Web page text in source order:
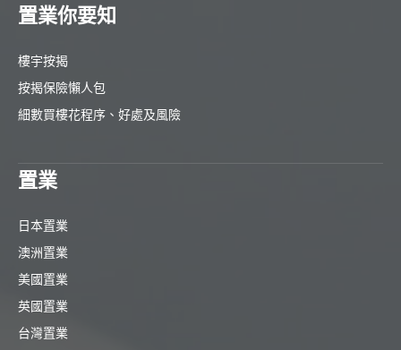
置業你要知
樓宇按揭
按揭保險懶人包
細數買樓花程序、好處及風險
置業
日本置業
澳洲置業
美國置業
英國置業
台灣置業